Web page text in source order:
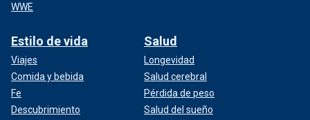
WWE
Estilo de vida
Viajes
Comida y bebida
Fe
Descubrimiento
Salud
Longevidad
Salud cerebral
Pérdida de peso
Salud del sueño